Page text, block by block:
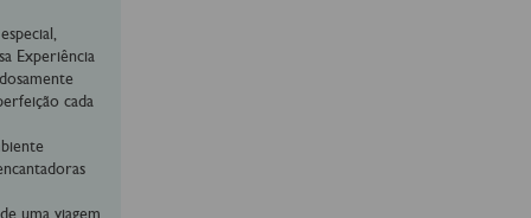
Experiência
cada
uma viagem